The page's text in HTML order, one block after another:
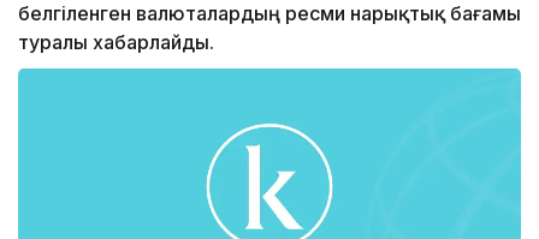
белгіленген валюталардың ресми нарықтық бағамы
туралы хабарлайды.